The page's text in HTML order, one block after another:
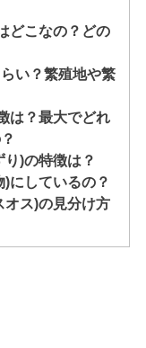
どこなの？どの
い？繁殖地や繁
は？最大でどれ
)の特徴は？
にしているの？
ス)の見分け方